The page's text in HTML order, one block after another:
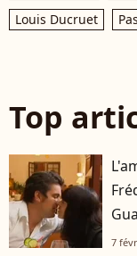
Louis Ducruet
Top
7